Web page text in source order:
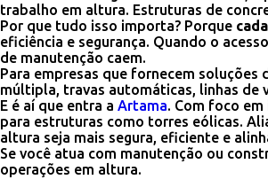
trabalho em altura. Estruturas de
Por que tudo isso importa? Porque
eficiência e segurança. Quando o
de manutenção caem.
Para empresas que fornecem
múltipla, travas automáticas, linhas de
E é aí que entra a Artama. Com foco
para estruturas como torres eólicas.
altura seja mais segura, eficiente e
Se você atua com manutenção ou
operações em altura.